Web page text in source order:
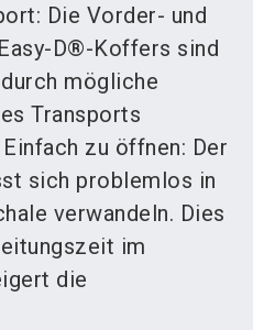
Die Vorder- und
D®-Koffers sind
mögliche
Transports
zu öffnen: Der
sich problemlos in
verwandeln. Dies
im
die